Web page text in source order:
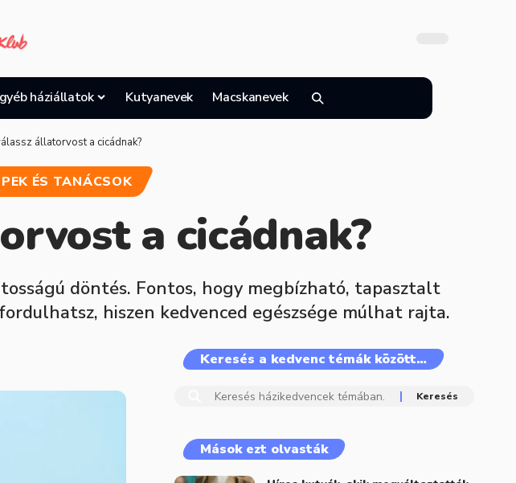
háziállatok Kutyanevek Macskanevek
állatorvost a cicádnak?
ÉS TANÁCSOK
a cicádnak?
döntés. Fontos, hogy megbízható, tapasztalt
hiszen kedvenced egészsége múlhat rajta.
Keresés a kedvenc témák között…
Mások ezt olvasták